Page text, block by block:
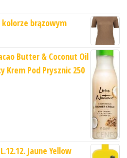
kolorze brązowym
Butter & Coconut Oil
Krem Pod Prysznic 250
Jaune Yellow